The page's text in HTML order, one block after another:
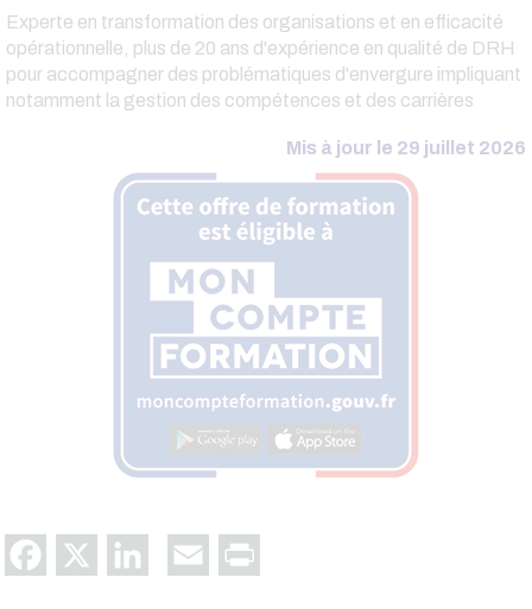
Experte en transformation des organisations et en efficacité
opérationnelle, plus de 20 ans d'expérience en qualité de DRH
pour accompagner des problématiques d'envergure impliquant
notamment la gestion des compétences et des carrières
Mis à jour le 29 juillet 2026
Facebook LinkedIn Email